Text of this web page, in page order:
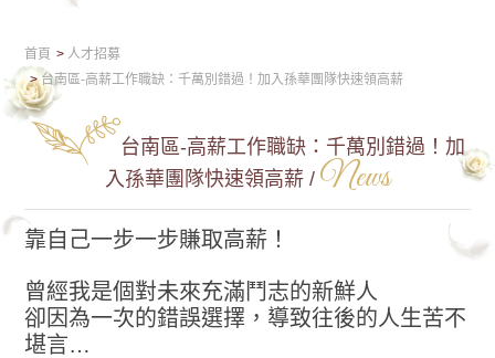
首頁
人才招募
台南區-高薪工作職缺：千萬別錯過！加入孫華團隊快速領高薪
台南區-高薪工作職缺：千萬別錯過！加
入孫華團隊快速領高薪 / News
靠自己一步一步賺取高薪！
曾經我是個對未來充滿鬥志的新鮮人
卻因為一次的錯誤選擇，導致往後的人生苦不
堪言…